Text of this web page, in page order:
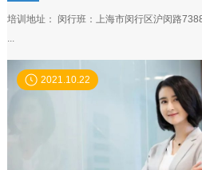
培训地址： 闵行班：上海市闵行区沪闵路7388号（交通：地铁1号线莲花路站）
2021.10.22